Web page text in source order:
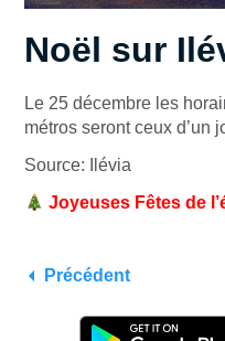
Noël sur
Le 25 décembre les
métros seront ceux d’un
Source: Ilévia
Joyeuses Fêtes de
Précédent